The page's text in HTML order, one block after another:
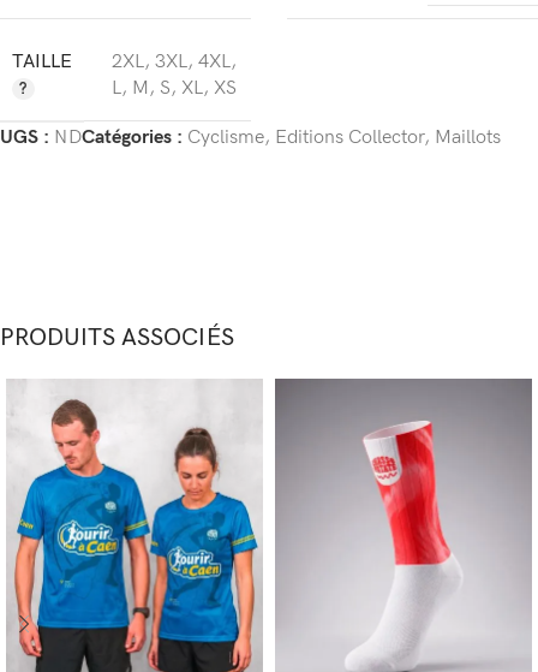
TAILLE 2XL, 3XL, 4XL,
L, M, S, XL, XS
UGS : NDCatégories : Cyclisme, Editions Collector, Maillots
PRODUITS ASSOCIÉS